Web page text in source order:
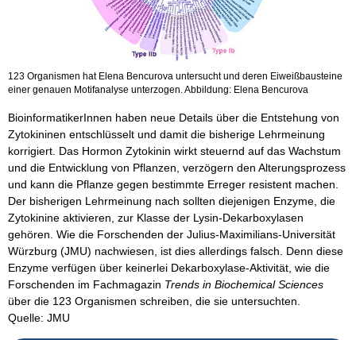
123 Organismen hat Elena Bencurova untersucht und deren Eiweißbausteine
einer genauen Motifanalyse unterzogen. Abbildung: Elena Bencurova
BioinformatikerInnen haben neue Details über die Entstehung von
Zytokininen entschlüsselt und damit die bisherige Lehrmeinung
korrigiert. Das Hormon Zytokinin wirkt steuernd auf das Wachstum
und die Entwicklung von Pflanzen, verzögern den Alterungsprozess
und kann die Pflanze gegen bestimmte Erreger resistent machen.
Der bisherigen Lehrmeinung nach sollten diejenigen Enzyme, die
Zytokinine aktivieren, zur Klasse der Lysin-Dekarboxylasen
gehören. Wie die Forschenden der Julius-Maximilians-Universität
Würzburg (JMU) nachwiesen, ist dies allerdings falsch. Denn diese
Enzyme verfügen über keinerlei Dekarboxylase-Aktivität, wie die
Forschenden im Fachmagazin Trends in Biochemical Sciences
über die 123 Organismen schreiben, die sie untersuchten.
Quelle: JMU